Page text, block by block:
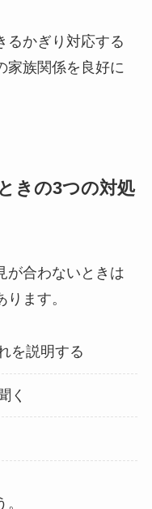
るかぎり対応する
家族関係を良好に
きの3つの対処
が合わないときは
ます。
を説明する
く